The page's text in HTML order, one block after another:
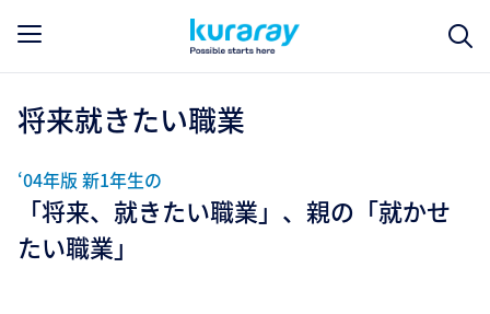
将来就きたい職業
‘04年版 新1年生の
「将来、就きたい職業」、親の「就かせ
たい職業」